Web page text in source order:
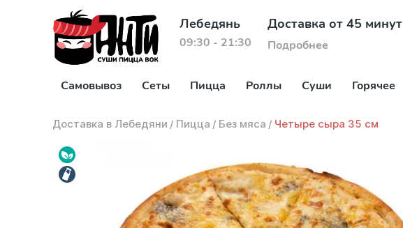
Лебедянь
09:30 - 21:30
Доставка от 45 минут
Подробнее
Самовывоз Сеты Пицца Роллы Суши Горячее
Доставка в Лебедяни / Пицца / Без мяса / Четыре сыра 35 см